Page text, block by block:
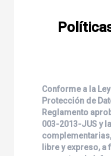
Conforme a la
Protección de
Reglamento
003-2013-JUS y
libre y expreso, a